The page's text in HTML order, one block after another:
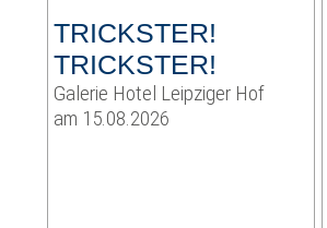
TRICKSTER!
TRICKSTER!
Galerie Hotel Leipziger Hof
am 15.08.2026